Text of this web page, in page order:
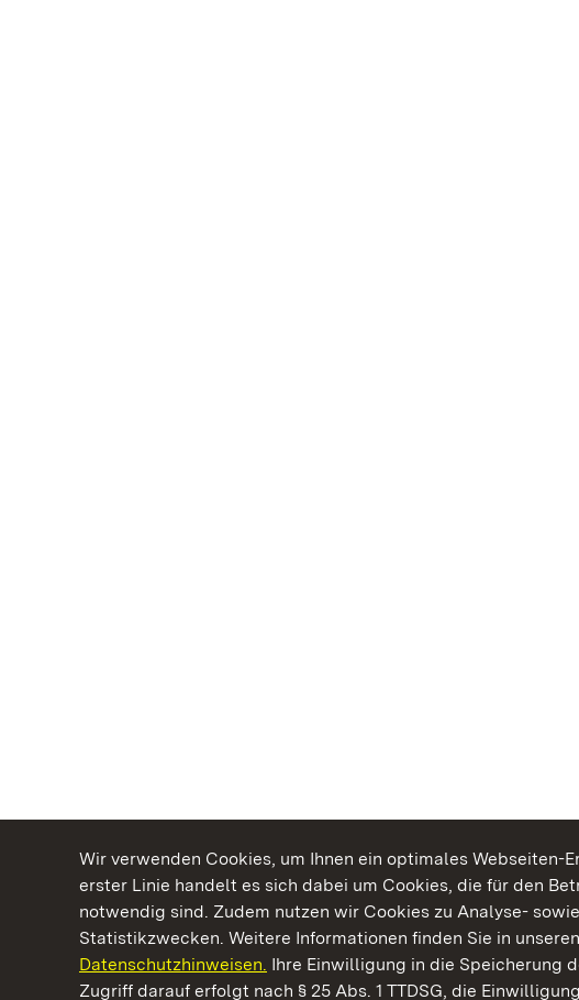
Wir verwenden Cookies, um Ihnen ein optimales Webseiten-
erster Linie handelt es sich dabei um Cookies, die für den
notwendig sind. Zudem nutzen wir Cookies zu Analyse-
Statistikzwecken. Weitere Informationen finden Sie in unseren
Datenschutzhinweisen. Ihre Einwilligung in die Speicherung
Zugriff darauf erfolgt nach § 25 Abs. 1 TTDSG, die
Kommen. Staunen. Genießen.